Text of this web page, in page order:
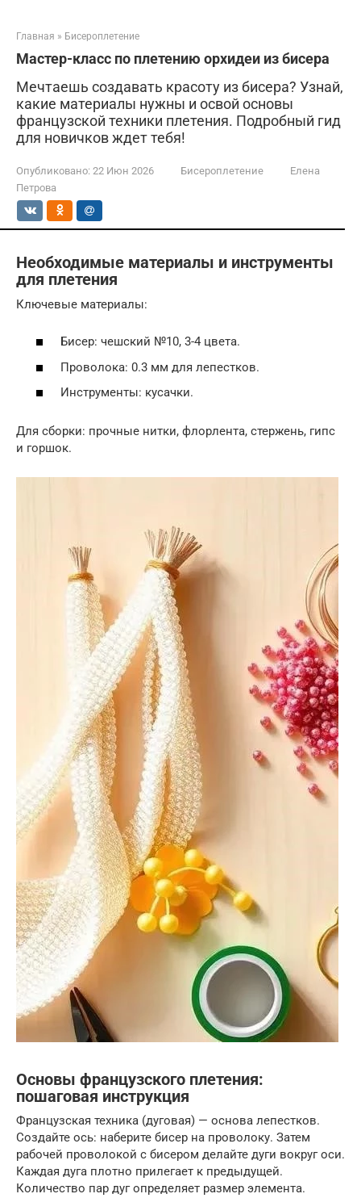
Главная » Бисероплетение
Мастер-класс по плетению орхидеи из бисера
Мечтаешь создавать красоту из бисера? Узнай,
какие материалы нужны и освой основы
французской техники плетения. Подробный гид
для новичков ждет тебя!
Опубликовано: 22 Июн 2026 Бисероплетение
Елена
Петрова
Необходимые материалы и инструменты
для плетения
Ключевые материалы:
Бисер: чешский №10, 3-4 цвета.
Проволока: 0.3 мм для лепестков.
Инструменты: кусачки.
Для сборки: прочные нитки, флорлента, стержень, гипс
и горшок.
Основы французского плетения:
пошаговая инструкция
Французская техника (дуговая) — основа лепестков.
Создайте ось: наберите бисер на проволоку. Затем
рабочей проволокой с бисером делайте дуги вокруг оси.
Каждая дуга плотно прилегает к предыдущей.
Количество пар дуг определяет размер элемента.